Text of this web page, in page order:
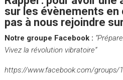
sur les évènements en
pas à nous rejoindre
Notre groupe Facebook : “
Vivez la révolution vibratoire“
https://www.facebook.com/groups/